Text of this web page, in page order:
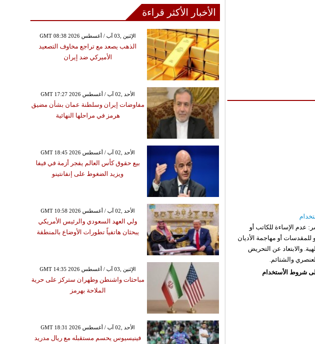
عدم الإساءة للكاتب أو
للمقدسات أو مهاجمة الأديان
والابتعاد عن التحريض
والشتائم.
شروط الأستخدام
الأخبار الأكثر قراءة
GMT 08:38 2026 الإثنين ,03 آب / أغسطس
الذهب يصعد مع تراجع مخاوف التصعيد
الأميركي ضد إيران
GMT 17:27 2026 الأحد ,02 آب / أغسطس
مفاوضات إيران وسلطنة عمان بشأن مضيق
هرمز في مراحلها النهائية
GMT 18:45 2026 الأحد ,02 آب / أغسطس
بيع حقوق كأس العالم يفجر أزمة في فيفا
ويزيد الضغوط على إنفانتينو
GMT 10:58 2026 الأحد ,02 آب / أغسطس
ولي العهد السعودي والرئيس الأمريكي
يبحثان هاتفياً تطورات الأوضاع بالمنطقة
GMT 14:35 2026 الإثنين ,03 آب / أغسطس
مباحثات واشنطن وطهران ستركز على حرية
الملاحة بهرمز
GMT 18:31 2026 الأحد ,02 آب / أغسطس
فينيسيوس يحسم مستقبله مع ريال مدريد